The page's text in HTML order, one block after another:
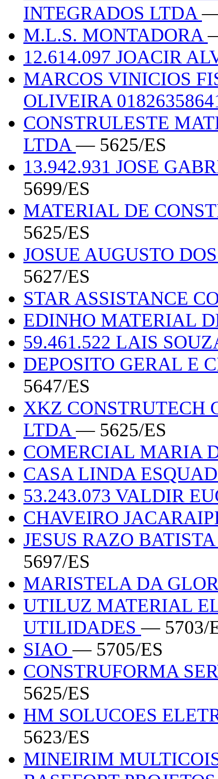
INTEGRADOS LTDA—
M.L.S. MONTADORA
12.614.097 JOACIR
MARCOS VINICIOS
OLIVEIRA
CONSTRULESTE
LTDA— 5625/ES
13.942.931 JOSE
5699/ES
MATERIAL DE
5625/ES
JOSUE AUGUSTO
5627/ES
STAR ASSISTANCE
EDINHO MATERIAL
59.461.522 LAIS
DEPOSITO GERAL E
5647/ES
XKZ CONSTRUTECH
LTDA— 5625/ES
COMERCIAL MARIA
CASA LINDA
53.243.073 VALDIR
CHAVEIRO
JESUS RAZO
5697/ES
MARISTELA DA
UTILUZ MATERIAL
UTILIDADES— 5703/
SIAO— 5705/ES
CONSTRUFORMA
5625/ES
HM SOLUCOES
5623/ES
MINEIRIM